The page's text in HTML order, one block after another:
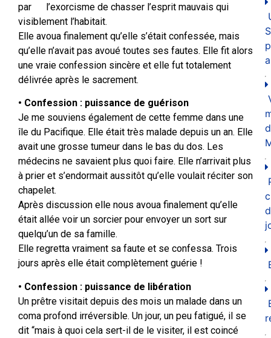
par l’exorcisme de chasser l’esprit mauvais qui
visiblement l’habitait.
Elle avoua finalement qu’elle s’était confessée, mais
qu’elle n’avait pas avoué toutes ses fautes. Elle fit alors
une vraie confession sincère et elle fut totalement
délivrée après le sacrement.
• Confession : puissance de guérison
Je me souviens également de cette femme dans une
île du Pacifique. Elle était très malade depuis un an. Elle
avait une grosse tumeur dans le bas du dos. Les
médecins ne savaient plus quoi faire. Elle n’arrivait plus
à prier et s’endormait aussitôt qu’elle voulait réciter son
chapelet.
Après discussion elle nous avoua finalement qu’elle
était allée voir un sorcier pour envoyer un sort sur
quelqu’un de sa famille.
Elle regretta vraiment sa faute et se confessa. Trois
jours après elle était complètement guérie !
• Confession : puissance de libération
Un prêtre visitait depuis des mois un malade dans un
coma profond irréversible. Un jour, un peu fatigué, il se
dit “mais à quoi cela sert-il de le visiter, il est coincé